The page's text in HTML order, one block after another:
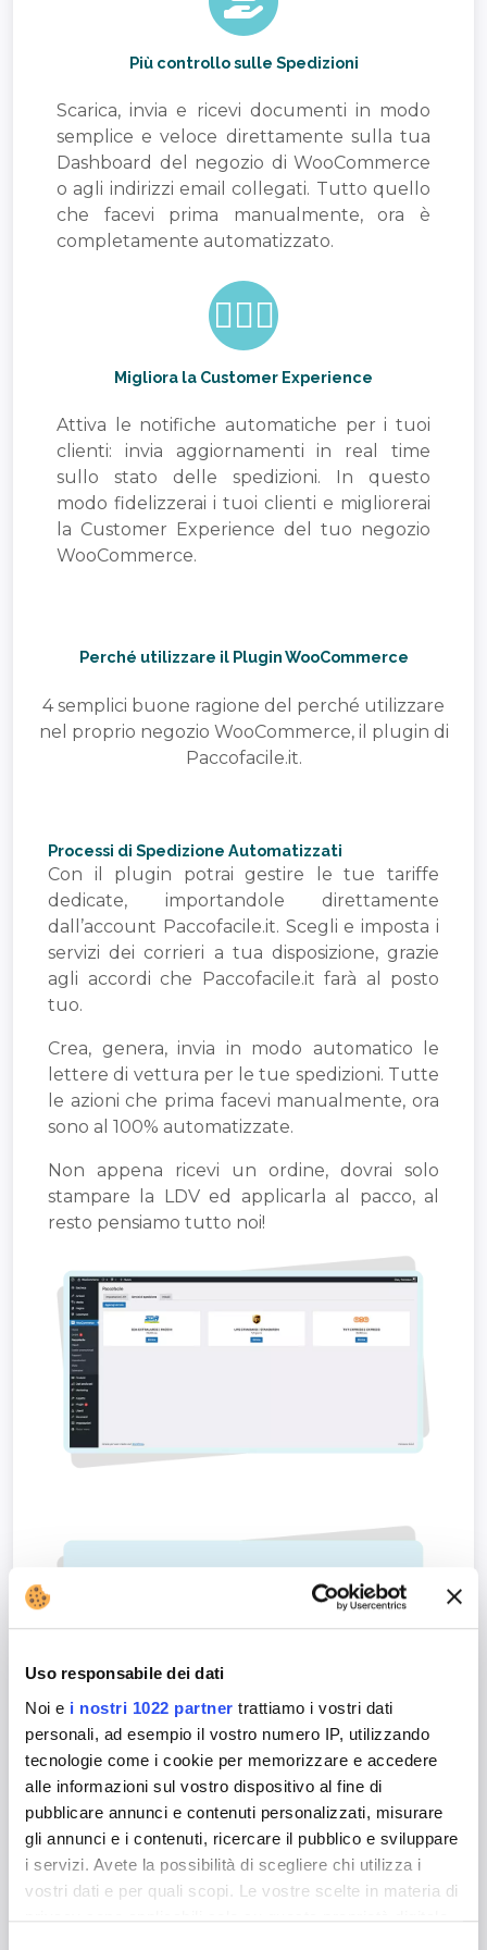
Uso responsabile dei dati
Noi e i nostri 1022 partner trattiamo i vostri dati
personali, ad esempio il vostro numero IP, utilizzando
tecnologie come i cookie per memorizzare e accedere
alle informazioni sul vostro dispositivo al fine di
pubblicare annunci e contenuti personalizzati, misurare
gli annunci e i contenuti, ricercare il pubblico e sviluppare
i servizi. Avete la possibilità di scegliere chi utilizza i
vostri dati e per quali scopi. Le vostre scelte in materia di
Più controllo sulle Spedizioni
Scarica, invia e ricevi documenti in modo
semplice e veloce direttamente sulla tua
Dashboard del negozio di WooCommerce
o agli indirizzi email collegati. Tutto quello
che facevi prima manualmente, ora è
completamente automatizzato.
Migliora la Customer Experience
Attiva le notifiche automatiche per i tuoi
clienti: invia aggiornamenti in real time
sullo stato delle spedizioni. In questo
modo fidelizzerai i tuoi clienti e migliorerai
la Customer Experience del tuo negozio
WooCommerce.
Perché utilizzare il Plugin WooCommerce
4 semplici buone ragione del perché utilizzare
nel proprio negozio WooCommerce, il plugin di
Paccofacile.it.
Processi di Spedizione Automatizzati
Con il plugin potrai gestire le tue tariffe
dedicate, importandole direttamente
dall’account Paccofacile.it. Scegli e imposta i
servizi dei corrieri a tua disposizione, grazie
agli accordi che Paccofacile.it farà al posto
tuo.
Crea, genera, invia in modo automatico le
lettere di vettura per le tue spedizioni. Tutte
le azioni che prima facevi manualmente, ora
sono al 100% automatizzate.
Non appena ricevi un ordine, dovrai solo
stampare la LDV ed applicarla al pacco, al
resto pensiamo tutto noi!
Spedizioni Ottimizzate
Il Plugin di Paccofacile.it è unico nel suo
genere: l’algoritmo è in grado di leggere,
analizzare e combinare l’imballo migliore per
Questo cosa vuol dire? Che potrai